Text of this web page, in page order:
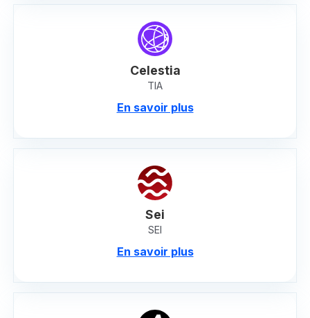
Celestia
TIA
En savoir plus
Sei
SEI
En savoir plus